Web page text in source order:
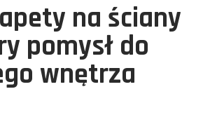
na ściany
pomysł do
wnętrza